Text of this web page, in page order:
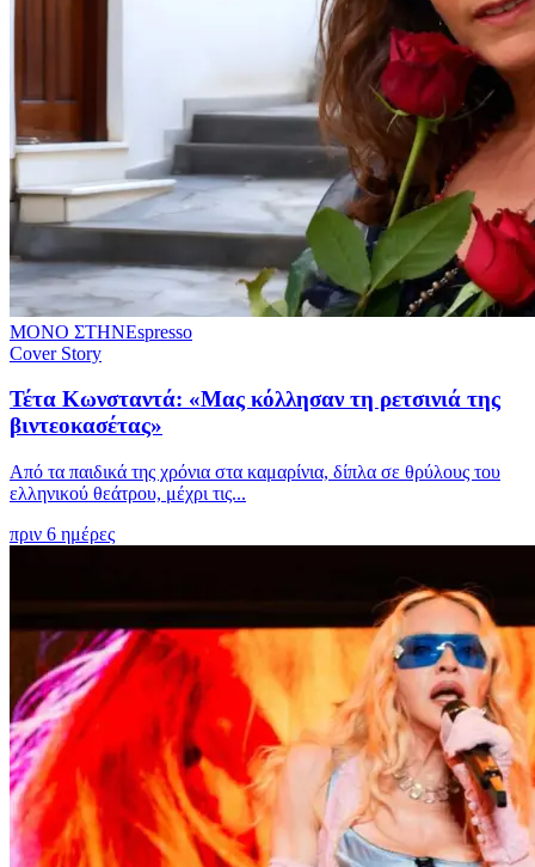
ΜΟΝΟ ΣΤΗΝEspresso
Cover Story
Τέτα Κωνσταντά: «Μας κόλλησαν τη ρετσινιά της
βιντεοκασέτας»
Από τα παιδικά της χρόνια στα καμαρίνια, δίπλα σε θρύλους του
ελληνικού θεάτρου, μέχρι τις...
πριν 6 ημέρες